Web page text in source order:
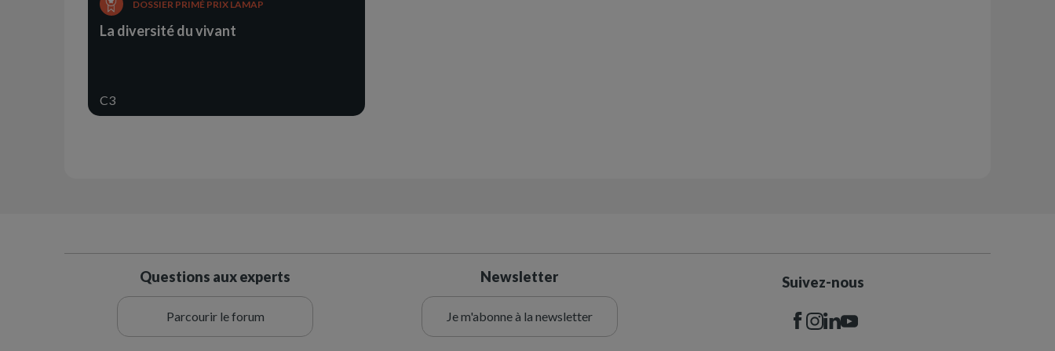
DOSSIER PRIMÉ PRIX LAMAP
La diversité du vivant
C3
Questions aux experts
Parcourir le forum
Newsletter
Je m'abonne à la newsletter
Suivez-nous